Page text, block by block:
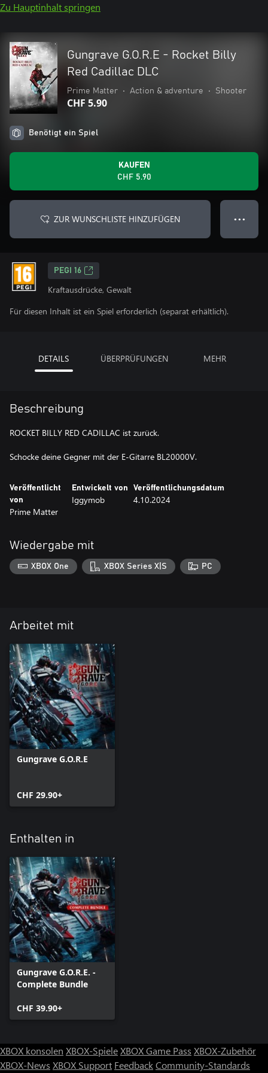
Zu Hauptinhalt springen
Gungrave G.O.R.E - Rocket Billy
Red Cadillac DLC
Prime Matter • Action & adventure • Shooter
CHF 5.90
Benötigt ein Spiel
KAUFEN
CHF 5.90
ZUR WUNSCHLISTE HINZUFÜGEN ● ● ●
PEGI 16
Kraftausdrücke, Gewalt
Für diesen Inhalt ist ein Spiel erforderlich (separat erhältlich).
DETAILS ÜBERPRÜFUNGEN MEHR
Beschreibung
ROCKET BILLY RED CADILLAC ist zurück.
Schocke deine Gegner mit der E-Gitarre BL20000V.
Veröffentlicht
von
Prime Matter
Entwickelt von
Iggymob
Veröffentlichungsdatum
4.10.2024
Wiedergabe mit
XBOX One XBOX Series X|S PC
Arbeitet mit
Gungrave G.O.R.E
CHF 29.90+
Enthalten in
Gungrave G.O.R.E. -
Complete Bundle
CHF 39.90+
XBOX konsolen XBOX-SpieleXBOX Game Pass XBOX-Zubehör
XBOX-News XBOX Support FeedbackCommunity-Standards